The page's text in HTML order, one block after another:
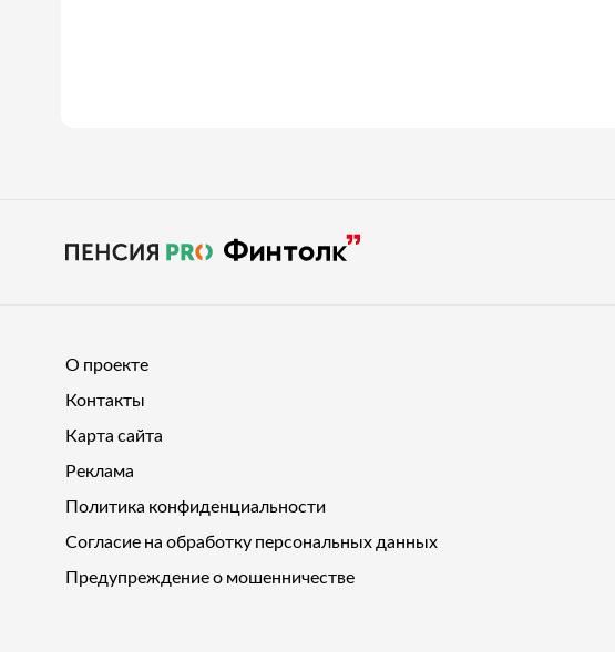
О проекте
Контакты
Карта сайта
Реклама
Политика конфиденциальности
Согласие на обработку персональных данных
Предупреждение о мошенничестве